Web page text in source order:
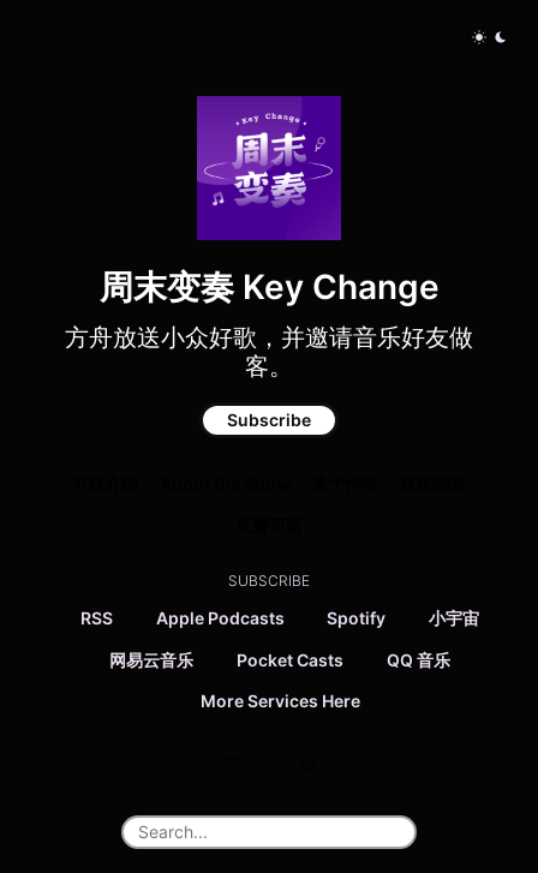
周末变奏 Key Change
方舟放送小众好歌，并邀请音乐好友做
客。
Subscribe
SUBSCRIBE
RSS Apple Podcasts Spotify 小宇宙
网易云音乐 Pocket Casts QQ 音乐
More Services Here